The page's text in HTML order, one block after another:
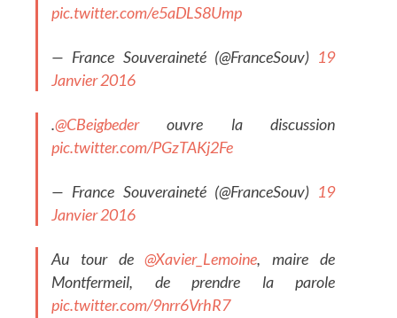
pic.twitter.com/e5aDLS8Ump
— France Souveraineté (@FranceSouv) 19
Janvier 2016
.@CBeigbederouvre la discussion
pic.twitter.com/PGzTAKj2Fe
— France Souveraineté (@FranceSouv) 19
Janvier 2016
Au tour de@Xavier_Lemoine, maire de
Montfermeil, de prendre la parole
pic.twitter.com/9nrr6VrhR7